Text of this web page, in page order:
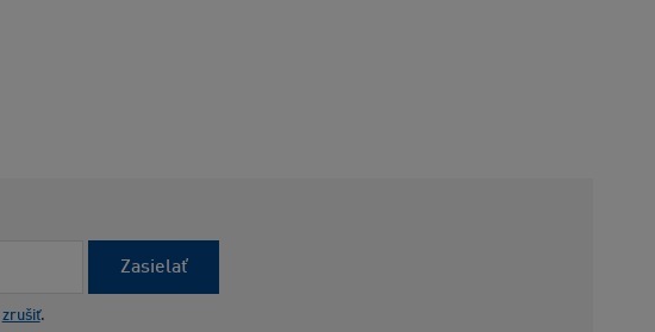
Zasielať
zrušiť.